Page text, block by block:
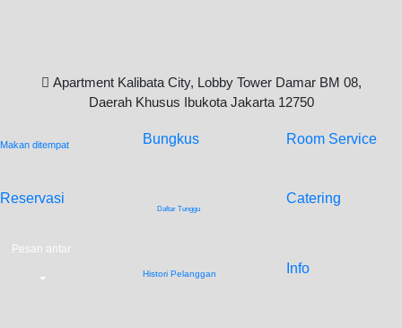
Apartment Kalibata City, Lobby Tower Damar BM 08,
Daerah Khusus Ibukota Jakarta 12750
Makan ditempat Bungkus Room Service
Reservasi
Daftar Tunggu
Catering
Pesan antar
Histori Pelanggan Info